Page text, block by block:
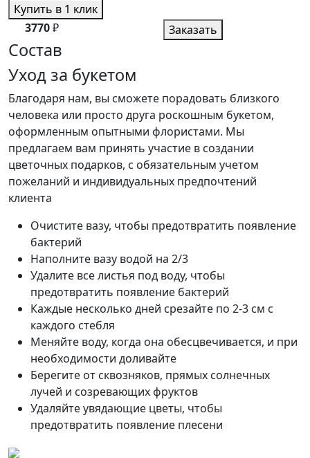
Купить в 1 клик
3770₽ Заказать
Состав
Уход за букетом
Благодаря нам, вы сможете порадовать близкого
человека или просто друга роскошным букетом,
оформленным опытными флористами. Мы
предлагаем вам принять участие в создании
цветочных подарков, с обязательным учетом
пожеланий и индивидуальных предпочтений
клиента
Очистите вазу, чтобы предотвратить появление
бактерий
Наполните вазу водой на 2/3
Удалите все листья под воду, чтобы
предотвратить появление бактерий
Каждые несколько дней срезайте по 2-3 см с
каждого стебля
Меняйте воду, когда она обесцвечивается, и при
необходимости доливайте
Берегите от сквозняков, прямых солнечных
лучей и созревающих фруктов
Удаляйте увядающие цветы, чтобы
предотвратить появление плесени